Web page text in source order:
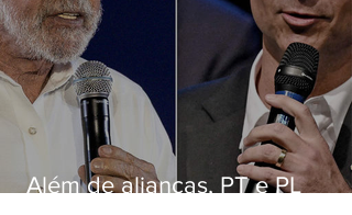
Além de alianças, PT e PL